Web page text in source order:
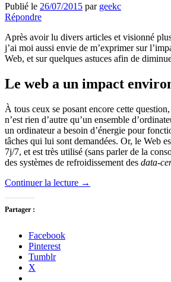
Publié le 26/07/2015 par geekc
Répondre
Après avoir lu divers articles et visionné
j’ai moi aussi envie de m’exprimer sur
Web, et sur quelques astuces afin de
Le web a un impact
À tous ceux se posant encore cette
n’est rien d’autre qu’un ensemble
un ordinateur a besoin d’énergie pour
tâches qui lui sont demandées. Or, le Web
7j/7, et est très utilisé (sans parler de la
des systèmes de refroidissement des data-
Continuer la lecture →
Partager :
Facebook
Pinterest
Tumblr
X